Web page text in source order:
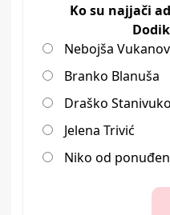
Ko su najjači
Nebojša
Branko Blanuša
Draško
Jelena Trivić
Niko od